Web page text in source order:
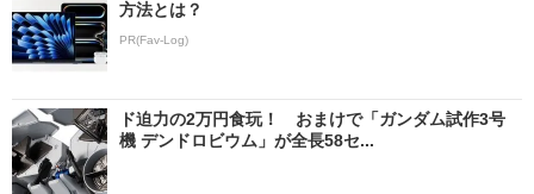
方法とは？
PR(Fav-Log)
ド迫力の2万円食玩！ おまけで「ガンダム試作3号
機 デンドロビウム」が全長58セ...